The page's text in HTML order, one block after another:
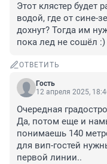
Этот клястер будет
водой, где от сине-
дохнут? Тогда им
пока лед не сошёл :)
ОТВЕТИТЬ
Гость
12 апреля 2025,
Очередная
Да, потом еще и
понимаешь 140
для вип-гостей
первой линии..